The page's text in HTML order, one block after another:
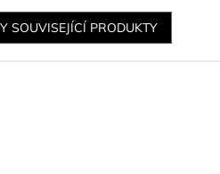
SOUVISEJÍCÍ PRODUKTY